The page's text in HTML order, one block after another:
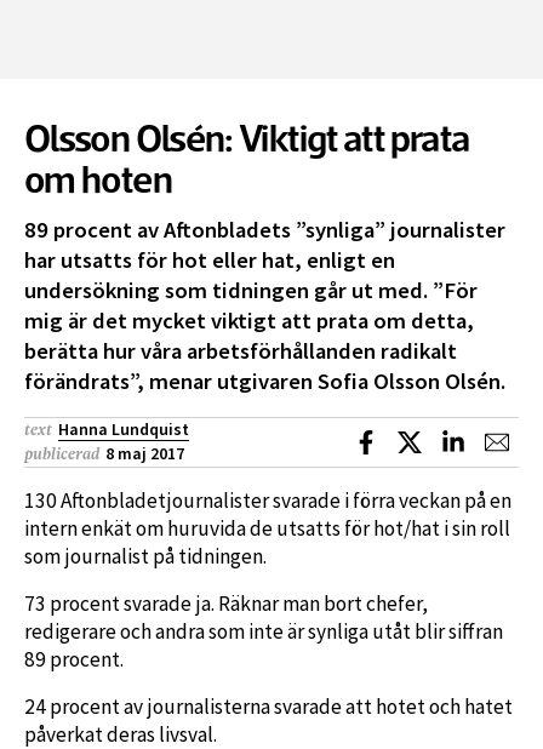
Olsson Olsén: Viktigt att prata
om hoten
89 procent av Aftonbladets ”synliga” journalister
har utsatts för hot eller hat, enligt en
undersökning som tidningen går ut med. ”För
mig är det mycket viktigt att prata om detta,
berätta hur våra arbetsförhållanden radikalt
förändrats”, menar utgivaren Sofia Olsson Olsén.
text Hanna Lundquist
publicerad 8 maj 2017
Dela på Facebook
Dela på XDela på
130 Aftonbladetjournalister svarade i förra veckan på en
intern enkät om huruvida de utsatts för hot/hat i sin roll
som journalist på tidningen.
73 procent svarade ja. Räknar man bort chefer,
redigerare och andra som inte är synliga utåt blir siffran
89 procent.
24 procent av journalisterna svarade att hotet och hatet
påverkat deras livsval.